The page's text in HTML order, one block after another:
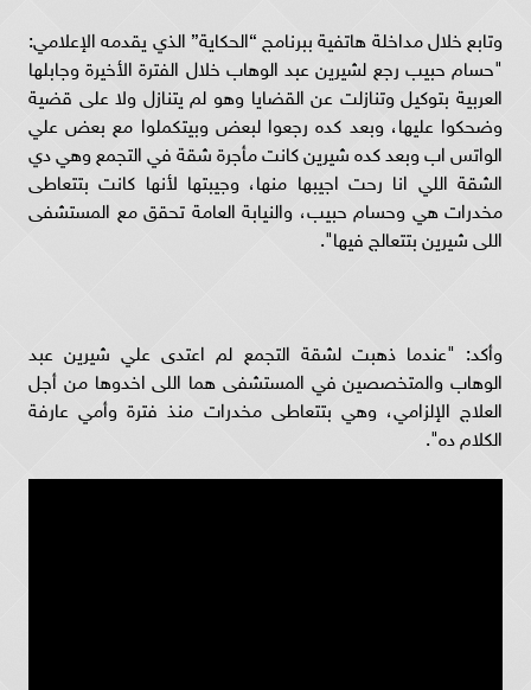
وتابع خلال مداخلة هاتفية ببرنامج “الحكاية” الذي يقدمه الإعلامي:
"حسام حبيب رجع لشيرين عبد الوهاب خلال الفترة الأخيرة وجابلها
العربية بتوكيل وتنازلت عن القضايا وهو لم يتنازل ولا على قضية
وضحكوا عليها، وبعد كده رجعوا لبعض وبيتكملوا مع بعض علي
الواتس اب وبعد كده شيرين كانت مأجرة شقة في التجمع وهي دي
الشقة اللي انا رحت اجيبها منها، وجيبتها لأنها كانت بتتعاطى
مخدرات هي وحسام حبيب، والنيابة العامة تحقق مع المستشفى
اللى شيرين بتتعالج فيها".
وأكد: "عندما ذهبت لشقة التجمع لم اعتدى علي شيرين عبد
الوهاب والمتخصصين في المستشفى هما اللى اخدوها من أجل
العلاج الإلزامي، وهي بتتعاطى مخدرات منذ فترة وأمي عارفة
الكلام ده".